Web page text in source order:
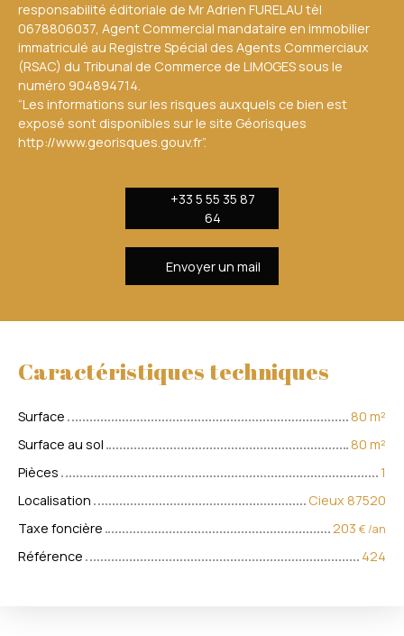
responsabilité éditoriale de Mr Adrien FURELAU tèl
0678806037, Agent Commercial mandataire en immobilier
immatriculé au Registre Spécial des Agents Commerciaux
(RSAC) du Tribunal de Commerce de LIMOGES sous le
numéro 904894714.
“Les informations sur les risques auxquels ce bien est
exposé sont disponibles sur le site Géorisques
http://www.georisques.gouv.fr”.
+33 5 55 35 87
64
Envoyer un mail
Caractéristiques techniques
Surface 80 m²
Surface au sol
80 m²
Pièces
1
Localisation
Cieux 87520
Taxe foncière
203 € /an
Référence 424